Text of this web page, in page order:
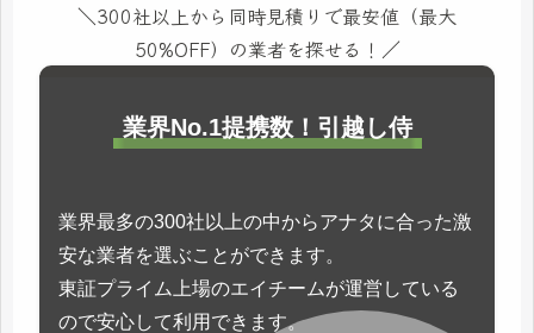
＼300社以上から同時見積りで最安値（最大
50%OFF）の業者を探せる！／
業界No.1提携数！引越し侍
業界最多の300社以上の中からアナタに合った激
安な業者を選ぶことができます。
東証プライム上場のエイチームが運営している
ので安心して利用できます。